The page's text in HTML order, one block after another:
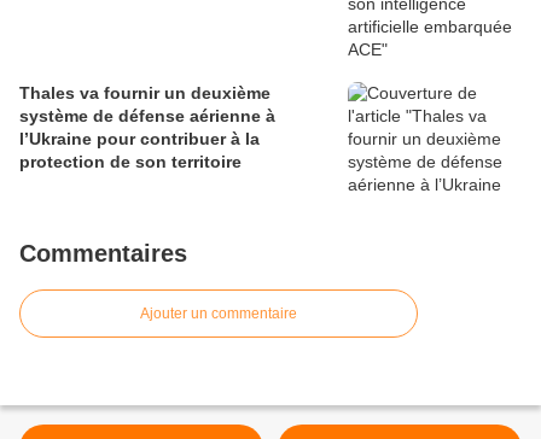
Thales va fournir un deuxième
système de défense aérienne à
l’Ukraine pour contribuer à la
protection de son territoire
Commentaires
Ajouter un commentaire